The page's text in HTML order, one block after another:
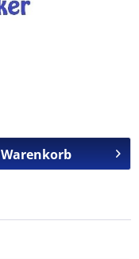
Warenkorb